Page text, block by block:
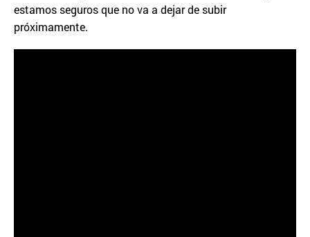
estamos seguros que no va a dejar de subir
próximamente.